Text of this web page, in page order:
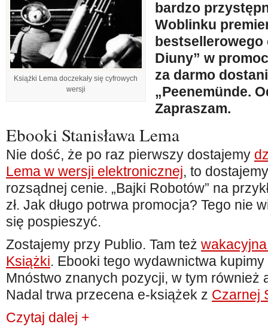
Książki Lema doczekały się cyfrowych
wersji
bardzo
Woblinku
bestsellerowego
Diuny” w
za darmo
„Peenemünde.
Zapraszam.
Ebooki Stanisława Lema
Nie dość, że po raz pierwszy dostajemy
Lema w wersji elektronicznej, to
rozsądnej cenie. „Bajki Robotów” na
zł. Jak długo potrwa promocja? Tego nie
się pospieszyć.
Zostajemy przy Publio. Tam też
Książki. Ebooki tego wydawnictwa
Mnóstwo znanych pozycji, w tym również
Nadal trwa przecena e-książek z Czarnej
Czytaj dalej +